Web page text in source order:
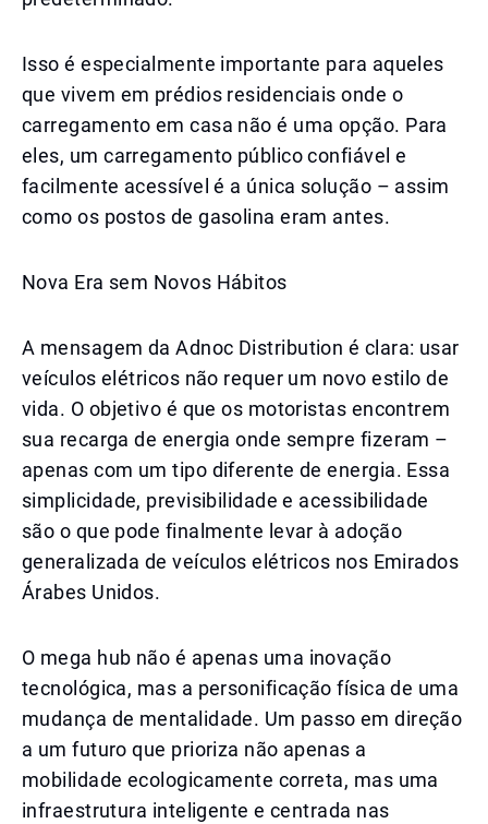
Isso é especialmente importante para aqueles
que vivem em prédios residenciais onde o
carregamento em casa não é uma opção. Para
eles, um carregamento público confiável e
facilmente acessível é a única solução – assim
como os postos de gasolina eram antes.
Nova Era sem Novos Hábitos
A mensagem da Adnoc Distribution é clara: usar
veículos elétricos não requer um novo estilo de
vida. O objetivo é que os motoristas encontrem
sua recarga de energia onde sempre fizeram –
apenas com um tipo diferente de energia. Essa
simplicidade, previsibilidade e acessibilidade
são o que pode finalmente levar à adoção
generalizada de veículos elétricos nos Emirados
Árabes Unidos.
O mega hub não é apenas uma inovação
tecnológica, mas a personificação física de uma
mudança de mentalidade. Um passo em direção
a um futuro que prioriza não apenas a
mobilidade ecologicamente correta, mas uma
infraestrutura inteligente e centrada nas